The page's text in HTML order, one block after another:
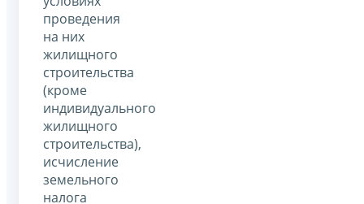
проведения
на них
жилищного
строительства
(кроме
индивидуального
жилищного
строительства),
исчисление
земельного
налога